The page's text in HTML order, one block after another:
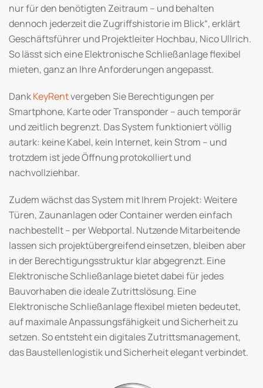
nur für den benötigten Zeitraum – und behalten
dennoch jederzeit die Zugriffs­historie im Blick“, erklärt
Geschäftsführer und Projektleiter Hochbau, Nico Ullrich.
So lässt sich eine Elektronische Schließanlage flexibel
mieten, ganz an Ihre Anforderungen angepasst.
DankKeyRentvergeben Sie Berechtigungen per
Smartphone, Karte oder Transponder – auch temporär
und zeitlich begrenzt. Das System funktioniert völlig
autark: keine Kabel, kein Internet, kein Strom – und
trotzdem ist jede Öffnung protokolliert und
nachvollziehbar.
Zudem wächst das System mit Ihrem Projekt: Weitere
Türen, Zaunanlagen oder Container werden einfach
nachbestellt – per Webportal. Nutzende Mitarbeitende
lassen sich projektübergreifend einsetzen, bleiben aber
in der Berechtigungsstruktur klar abgegrenzt. Eine
Elektronische Schließanlage bietet dabei für jedes
Bauvorhaben die ideale Zutrittslösung. Eine
Elektronische Schließanlage flexibel mieten bedeutet,
auf maximale Anpassungsfähigkeit und Sicherheit zu
setzen. So entsteht ein digitales Zutritts­management,
das Baustellenlogistik und Sicherheit elegant verbindet.